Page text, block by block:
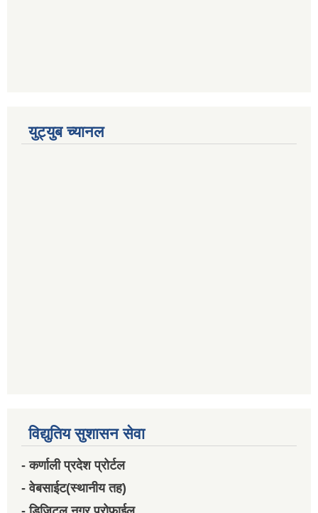
युट्युब च्यानल
विद्युतिय सुशासन सेवा
- कर्णाली प्रदेश प्रोर्टल
- वेबसाईट(स्थानीय तह)